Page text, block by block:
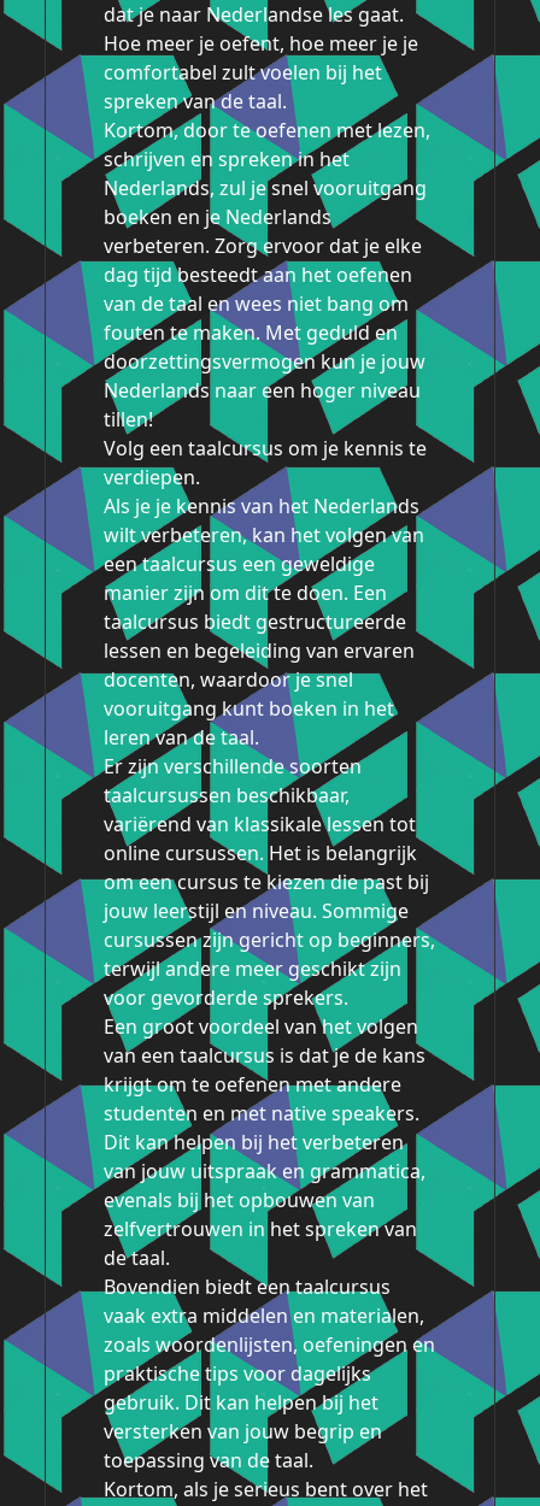
dat je naar Nederlandse les gaat.
Hoe meer je oefent, hoe meer je je
comfortabel zult voelen bij het
spreken van de taal.
Kortom, door te oefenen met lezen,
schrijven en spreken in het
Nederlands, zul je snel vooruitgang
boeken en je Nederlands
verbeteren. Zorg ervoor dat je elke
dag tijd besteedt aan het oefenen
van de taal en wees niet bang om
fouten te maken. Met geduld en
doorzettingsvermogen kun je jouw
Nederlands naar een hoger niveau
tillen!
Volg een taalcursus om je kennis te
verdiepen.
Als je je kennis van het Nederlands
wilt verbeteren, kan het volgen van
een taalcursus een geweldige
manier zijn om dit te doen. Een
taalcursus biedt gestructureerde
lessen en begeleiding van ervaren
docenten, waardoor je snel
vooruitgang kunt boeken in het
leren van de taal.
Er zijn verschillende soorten
taalcursussen beschikbaar,
variërend van klassikale lessen tot
online cursussen. Het is belangrijk
om een cursus te kiezen die past bij
jouw leerstijl en niveau. Sommige
cursussen zijn gericht op beginners,
terwijl andere meer geschikt zijn
voor gevorderde sprekers.
Een groot voordeel van het volgen
van een taalcursus is dat je de kans
krijgt om te oefenen met andere
studenten en met native speakers.
Dit kan helpen bij het verbeteren
van jouw uitspraak en grammatica,
evenals bij het opbouwen van
zelfvertrouwen in het spreken van
de taal.
Bovendien biedt een taalcursus
vaak extra middelen en materialen,
zoals woordenlijsten, oefeningen en
praktische tips voor dagelijks
gebruik. Dit kan helpen bij het
versterken van jouw begrip en
toepassing van de taal.
Kortom, als je serieus bent over het